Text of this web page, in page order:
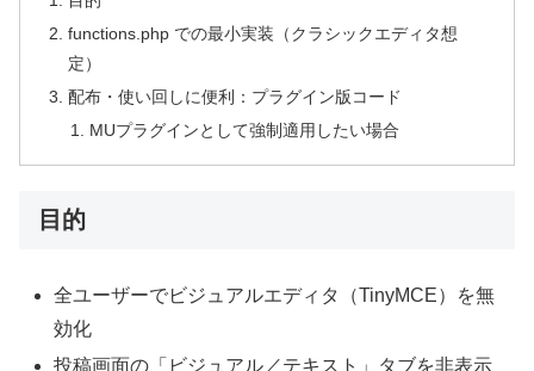
functions.php での最小実装（クラシックエディタ想
定）
配布・使い回しに便利：プラグイン版コード
MUプラグインとして強制適用したい場合
目的
全ユーザーでビジュアルエディタ（TinyMCE）を無
効化
投稿画面の「ビジュアル／テキスト」タブを非表示